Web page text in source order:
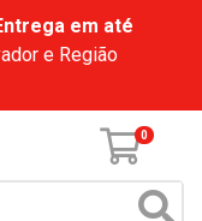
em até
e Região
0